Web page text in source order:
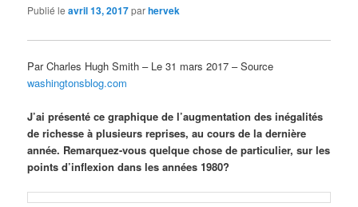
Publié leavril 13, 2017parhervek
Par Charles Hugh Smith – Le 31 mars 2017 – Source
washingtonsblog.com
J’ai présenté ce graphique de l’augmentation des inégalités
de richesse à plusieurs reprises, au cours de la dernière
année. Remarquez-vous quelque chose de particulier, sur les
points d’inflexion dans les années 1980?